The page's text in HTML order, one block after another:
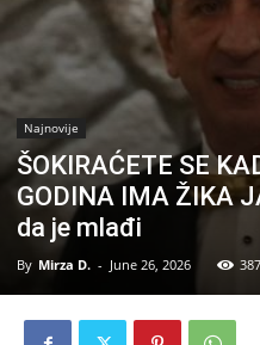
Najnovije
ŠOKIRAĆETE SE
GODINA IMA ŽIKA
da je mlađi
By Mirza D. - June 26, 2026 387